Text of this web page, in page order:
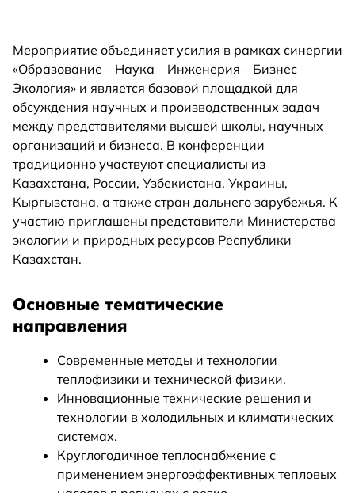
Мероприятие объединяет усилия в рамках синергии
«Образование – Наука – Инженерия – Бизнес –
Экология» и является базовой площадкой для
обсуждения научных и производственных задач
между представителями высшей школы, научных
организаций и бизнеса. В конференции
традиционно участвуют специалисты из
Казахстана, России, Узбекистана, Украины,
Кыргызстана, а также стран дальнего зарубежья. К
участию приглашены представители Министерства
экологии и природных ресурсов Республики
Казахстан.
Основные тематические
направления
Современные методы и технологии
теплофизики и технической физики.
Инновационные технические решения и
технологии в холодильных и климатических
системах.
Круглогодичное теплоснабжение с
применением энергоэффективных тепловых